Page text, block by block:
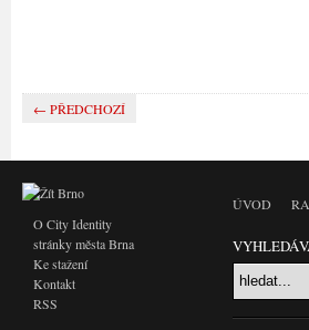
← PŘEDCHOZÍ
O City Identity
stránky města Brna
Ke stažení
Kontakt
RSS
ÚVOD